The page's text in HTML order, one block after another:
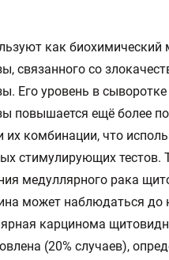
как биохимический
связанного со
Его уровень в
повышается ещё более
их комбинации, что
стимулирующих тестов.
медуллярного рака
может наблюдаться до
карцинома
(20% случаев),